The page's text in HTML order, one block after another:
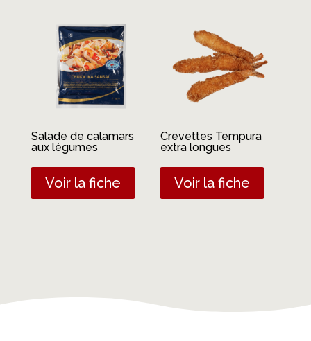
Salade de calamars
aux légumes
Voir la fiche
Crevettes Tempura
extra longues
Voir la fiche